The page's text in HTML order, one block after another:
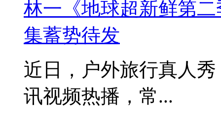
林一《地球超新鲜第
集蓄势待发
近日，户外旅行真人
讯视频热播，常...